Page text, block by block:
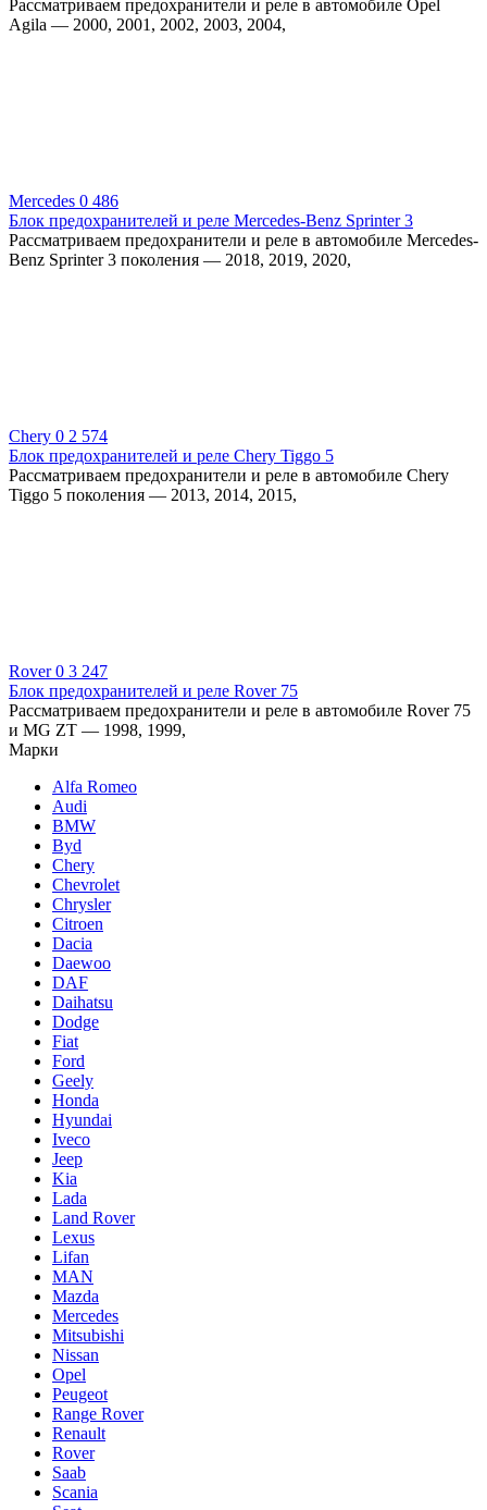
Рассматриваем предохранители и реле в автомобиле Opel
Agila — 2000, 2001, 2002, 2003, 2004,
Mercedes 0 486
Блок предохранителей и реле Mercedes-Benz Sprinter 3
Рассматриваем предохранители и реле в автомобиле Mercedes-
Benz Sprinter 3 поколения — 2018, 2019, 2020,
Chery 0 2 574
Блок предохранителей и реле Chery Tiggo 5
Рассматриваем предохранители и реле в автомобиле Chery
Tiggo 5 поколения — 2013, 2014, 2015,
Rover0 3 247
Блок предохранителей и реле Rover 75
Рассматриваем предохранители и реле в автомобиле Rover 75
и MG ZT — 1998, 1999,
Марки
Alfa Romeo
Audi
BMW
Byd
Chery
Chevrolet
Chrysler
Citroen
Dacia
Daewoo
DAF
Daihatsu
Dodge
Fiat
Ford
Geely
Honda
Hyundai
Iveco
Jeep
Kia
Lada
Land Rover
Lexus
Lifan
MAN
Mazda
Mercedes
Mitsubishi
Nissan
Opel
Peugeot
Range Rover
Renault
Rover
Saab
Scania